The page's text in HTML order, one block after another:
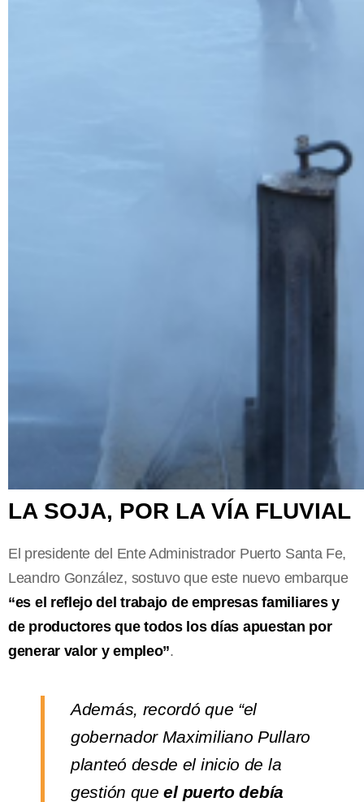
LA SOJA, POR LA VÍA FLUVIAL
El presidente del Ente Administrador Puerto Santa Fe,
Leandro González, sostuvo que este nuevo embarque
“es el reflejo del trabajo de empresas familiares y
de productores que todos los días apuestan por
generar valor y empleo”.
Además, recordó que “el
gobernador Maximiliano Pullaro
planteó desde el inicio de la
gestión queel puerto debía